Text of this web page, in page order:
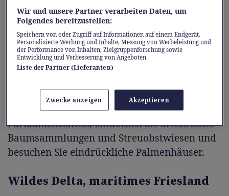
Flussauen, botanische Kleinode,
Prachtgärten
Expertinnen und Experten führen Sie dahin,
wo’s wächst und gedeiht: in prächtige
und Gärten. Streifen Sie durch
naturbelassene Flussauen und
Parklandschaften, entdecken Sie artenreiche
Baumsammlungen und Streuobstwiesen und
besuchen Sie eindrückliche Palmenhäuser.
Wildes Delta, maritimes Friesland
Wir und unsere Partner verarbeiten Daten, um
Folgendes bereitzustellen:
Speichern von oder Zugriff auf Informationen auf einem Endgerät.
Personalisierte Werbung und Inhalte, Messung von Werbeleistung und
der Performance von Inhalten, Zielgruppenforschung sowie
Entwicklung und Verbesserung von Angeboten.
Liste der Partner (Lieferanten)
Zwecke anzeigen Akzeptieren